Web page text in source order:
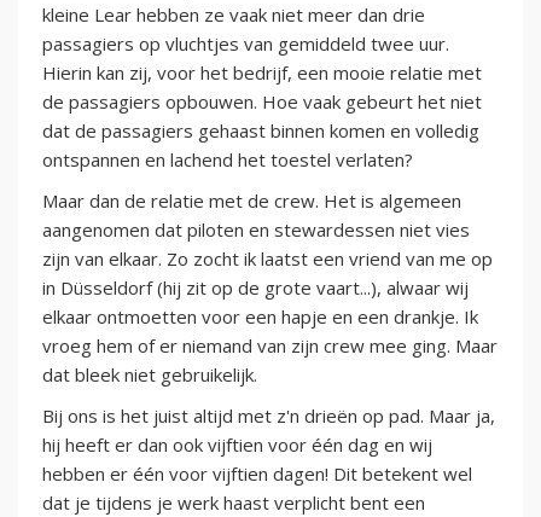
kleine Lear hebben ze vaak niet meer dan drie
passagiers op vluchtjes van gemiddeld twee uur.
Hierin kan zij, voor het bedrijf, een mooie relatie met
de passagiers opbouwen. Hoe vaak gebeurt het niet
dat de passagiers gehaast binnen komen en volledig
ontspannen en lachend het toestel verlaten?
Maar dan de relatie met de crew. Het is algemeen
aangenomen dat piloten en stewardessen niet vies
zijn van elkaar. Zo zocht ik laatst een vriend van me op
in Düsseldorf (hij zit op de grote vaart...), alwaar wij
elkaar ontmoetten voor een hapje en een drankje. Ik
vroeg hem of er niemand van zijn crew mee ging. Maar
dat bleek niet gebruikelijk.
Bij ons is het juist altijd met z'n drieën op pad. Maar ja,
hij heeft er dan ook vijftien voor één dag en wij
hebben er één voor vijftien dagen! Dit betekent wel
dat je tijdens je werk haast verplicht bent een